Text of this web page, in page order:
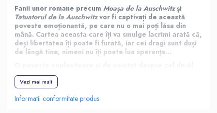
Fanii unor romane precum Moașa de la Auschwitzși
Tatuatorul de la Auschwitzvor fi captivați de această
poveste emoționantă, pe care nu o mai poți lăsa din
mână. Cartea aceasta care îți va smulge lacrimi arată că,
deși libertatea îți poate fi furată, iar cei dragi sunt duși
de lângă tine, nimeni nu îți poate lua speranța…
Doilea Război Mondial. Una dintre cărți de ficțiune
istorică în care pe fundalul evenimentelor acelor
vremuri se conturează o poveste de dragoste care pare
imposibilă.
Vezi mai mult
Informatii conformitate produs